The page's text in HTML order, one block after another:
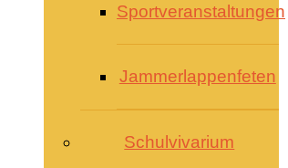
Sportveranstaltungen
Jammerlappenfeten
Schulvivarium